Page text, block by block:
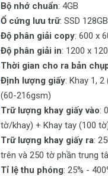
Bộ nhớ chuẩn: 4GB
Ổ cứng lưu trữ: SSD 128GB
Độ phân giải copy: 600 x
Độ phân giải in: 1200 x
Thời gian cho ra bản
Định lượng giấy: Khay 1,
(60-216gsm)
Trữ lượng khay giấy vào:
tờ/khay) + Khay tay (100
Trữ lượng khay giấy ra:
trên và 250 tờ phần trung
Tỉ lệ thu phóng: 25% -